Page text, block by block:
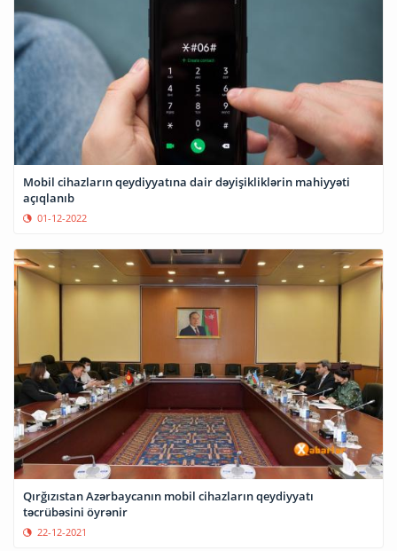
Mobil cihazların qeydiyyatına dair dəyişikliklərin mahiyyəti
açıqlanıb
01-12-2022
Qırğızıstan Azərbaycanın mobil cihazların qeydiyyatı
təcrübəsini öyrənir
22-12-2021